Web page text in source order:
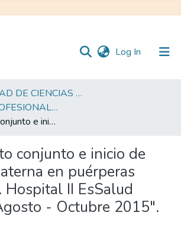
Log In (current)
FACULTAD DE CIENCIAS DE LA SALUD
ESCUELA PROFESIONAL DE OBSTETRICIA
"Alojamiento conjunto e inicio de lactancia materna en puérperas inmediatas. Hospital II EsSalud Ayacucho Agosto - Octubre 2015".
conjunto e inicio de
en puérperas
Hospital II EsSalud
- Octubre 2015".